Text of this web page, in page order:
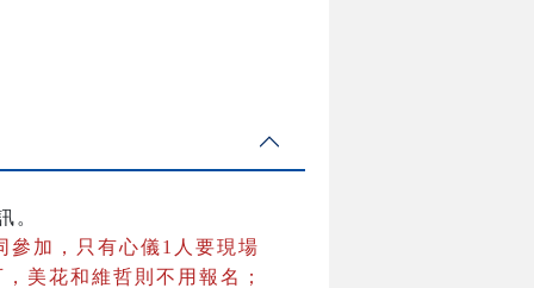
。
參加，只有心儀1人要現場
美花和維哲則不用報名；